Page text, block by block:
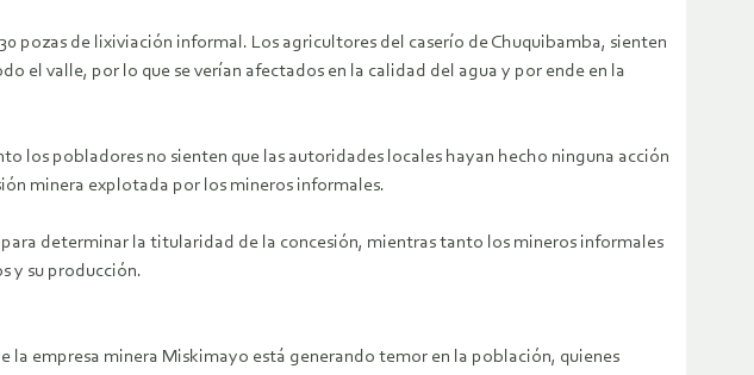
pozas de lixiviación informal. Los agricultores del caserío de Chuquibamba, sienten
el valle, por lo que se verían afectados en la calidad del agua y por ende en la
los pobladores no sienten que las autoridades locales hayan hecho ninguna acción
minera explotada por los mineros informales.
determinar la titularidad de la concesión, mientras tanto los mineros informales
y su producción.
empresa minera Miskimayo está generando temor en la población, quienes